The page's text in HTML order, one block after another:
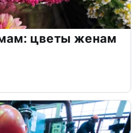
цветы женам